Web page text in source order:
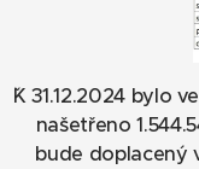
ˇK 31.12.2024 bylo ve
našetřeno
bude doplacený